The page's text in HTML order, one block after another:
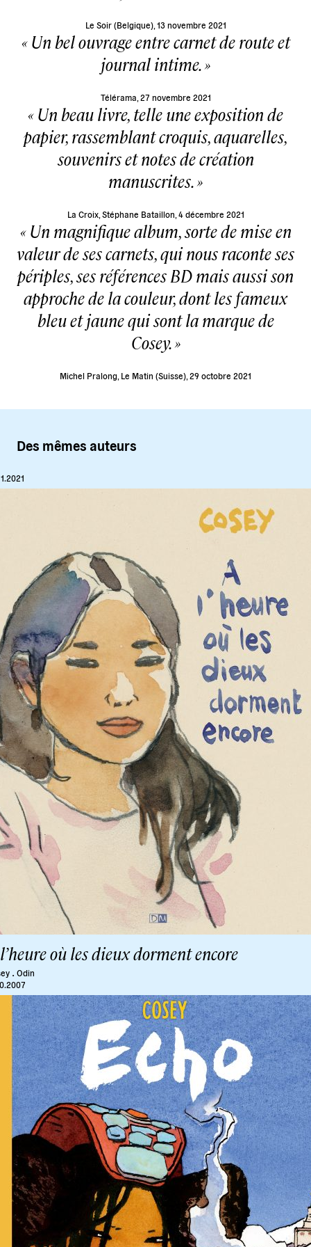
Le Soir (Belgique), 13 novembre 2021
Un bel ouvrage entre carnet de route et
journal intime.
Télérama, 27 novembre 2021
Un beau livre, telle une exposition de
papier, rassemblant croquis, aquarelles,
souvenirs et notes de création
manuscrites.
La Croix, Stéphane Bataillon, 4 décembre 2021
Un magnifique album, sorte de mise en
valeur de ses carnets, qui nous raconte ses
périples, ses références BD mais aussi son
approche de la couleur, dont les fameux
bleu et jaune qui sont la marque de
Cosey.
Michel Pralong, Le Matin (Suisse), 29 octobre 2021
Des mêmes auteurs
où les dieux dorment encore
. Odin